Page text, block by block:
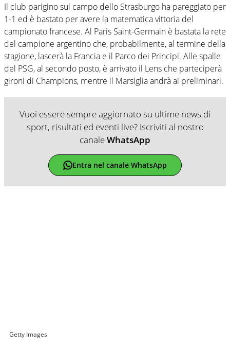
Il club parigino sul campo dello Strasburgo ha pareggiato per
1-1 ed è bastato per avere la matematica vittoria del
campionato francese. Al Paris Saint-Germain è bastata la rete
del campione argentino che, probabilmente, al termine della
stagione, lascerà la Francia e il Parco dei Principi. Alle spalle
del PSG, al secondo posto, è arrivato il Lens che parteciperà
gironi di Champions, mentre il Marsiglia andrà ai preliminari.
Vuoi essere sempre aggiornato su ultime news di
sport, risultati ed eventi live? Iscriviti al nostro
canaleWhatsApp
Entra nel canale WhatsApp
Getty Images